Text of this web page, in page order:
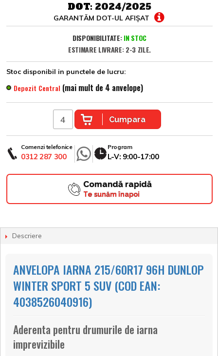
DOT: 2024/2025
GARANTĂM DOT-UL AFIȘAT
DISPONIBILITATE: IN STOC
ESTIMARE LIVRARE: 2-3 ZILE.
Stoc disponibil in punctele de lucru:
Depozit Central (mai mult de 4 anvelope)
Cumpara
Comenzi telefonice
0312 287 300
Program
L-V: 9:00-17:00
Comandă rapidă
Te sunăm înapoi
Descriere
ANVELOPA IARNA 215/60R17 96H DUNLOP
WINTER SPORT 5 SUV (COD EAN:
4038526040916)
Aderenta pentru drumurile de iarna
imprevizibile